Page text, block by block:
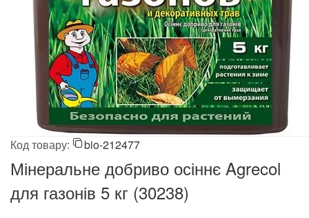
Код товару: bio-212477
Мінеральне добриво осіннє Agrecol
для газонів 5 кг (30238)